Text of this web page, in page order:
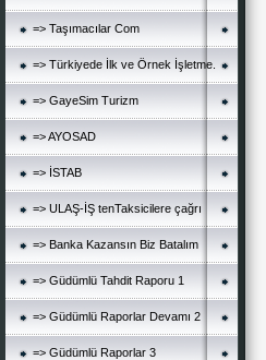
=> Taşımacılar Com
=> Türkiyede İlk ve Örnek İşletme.
=> GayeSim Turizm
=> AYOSAD
=> İSTAB
=> ULAŞ-İŞ tenTaksicilere çağrı
=> Banka Kazansın Biz Batalım
=> Güdümlü Tahdit Raporu 1
=> Güdümlü Raporlar Devamı 2
=> Güdümlü Raporlar 3